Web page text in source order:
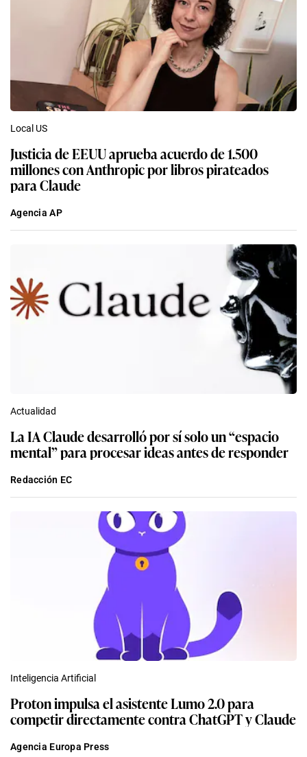
Local US
Justicia de EEUU aprueba acuerdo de 1.500
millones con Anthropic por libros pirateados
para Claude
Agencia AP
Actualidad
La IA Claude desarrolló por sí solo un “espacio
mental” para procesar ideas antes de responder
Redacción EC
Inteligencia Artificial
Proton impulsa el asistente Lumo 2.0 para
competir directamente contra ChatGPT y Claude
Agencia Europa Press